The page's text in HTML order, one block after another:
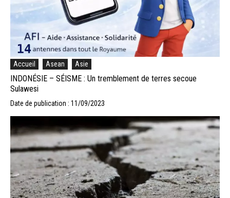
Accueil Asean Asie
INDONÉSIE – SÉISME : Un tremblement de terres secoue
Sulawesi
Date de publication : 11/09/2023